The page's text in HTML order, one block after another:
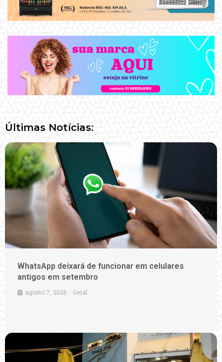
Últimas Notícias:
WhatsApp deixará de funcionar em celulares
antigos em setembro
agosto 7, 2026 Geral